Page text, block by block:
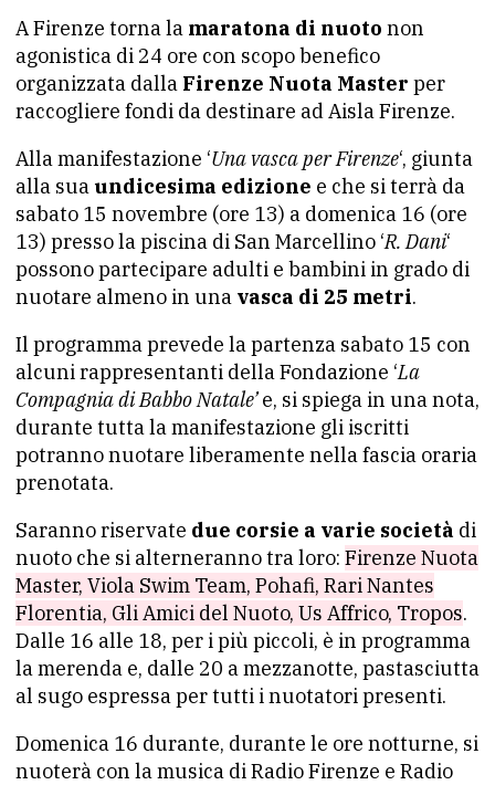
A Firenze torna la maratona di nuoto non
agonistica di 24 ore con scopo benefico
organizzata dalla Firenze Nuota Master per
raccogliere fondi da destinare adAislaFirenze.
Alla manifestazione ‘Una vasca per Firenze‘, giunta
alla sua undicesima edizione e che si terrà da
sabato 15 novembre (ore 13) a domenica 16 (ore
13) presso la piscina di San Marcellino ‘R. Dani‘
possono partecipare adulti e bambini in grado di
nuotare almeno in una vasca di 25 metri.
Il programma prevede la partenza sabato 15 con
alcuni rappresentanti della Fondazione ‘La
Compagnia di Babbo Natale’e, si spiega in una nota,
durante tutta la manifestazione gli iscritti
potranno nuotare liberamente nella fascia oraria
prenotata.
Saranno riservate due corsie a varie società di
nuoto che si alterneranno tra loro: Firenze Nuota
Master, Viola Swim Team, Pohafi, Rari Nantes
Florentia, Gli Amici del Nuoto, Us Affrico, Tropos.
Dalle 16 alle 18, per i più piccoli, è in programma
la merenda e, dalle 20 a mezzanotte, pastasciutta
al sugo espressa per tutti i nuotatori presenti.
Domenica 16 durante, durante le ore notturne, si
nuoterà con la musica di Radio Firenze e Radio